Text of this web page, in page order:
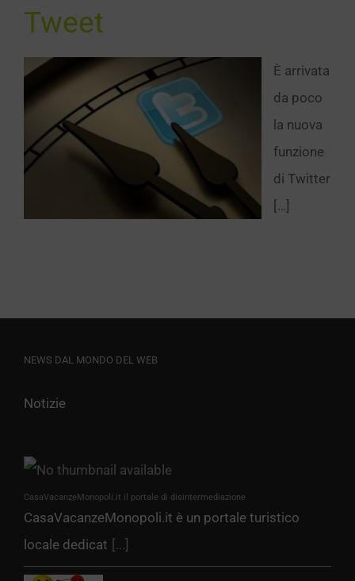
Tweet
È arrivata
da poco
la nuova
funzione
di Twitter
[…]
NEWS DAL MONDO DEL WEB
Notizie
CasaVacanzeMonopoli.it il portale di disintermediazione
CasaVacanzeMonopoli.it è un portale turistico
locale dedicat [...]